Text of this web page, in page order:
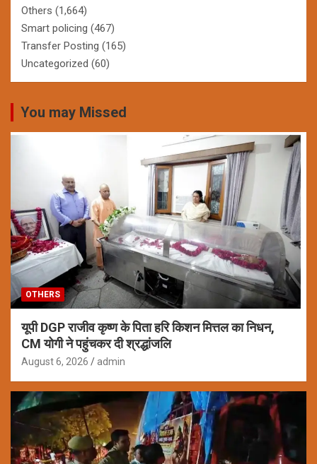
Others (1,664)
Smart policing (467)
Transfer Posting (165)
Uncategorized (60)
You may Missed
OTHERS
यूपी DGP राजीव कृष्ण के पिता हरि किशन मित्तल का निधन,
CM योगी ने पहुंचकर दी श्रद्धांजलि
August 6, 2026 admin